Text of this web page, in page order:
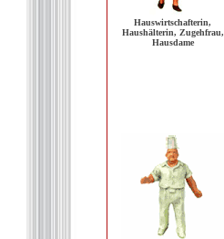
Hauswirtschafterin,
Haushälterin, Zugehfrau,
Hausdame